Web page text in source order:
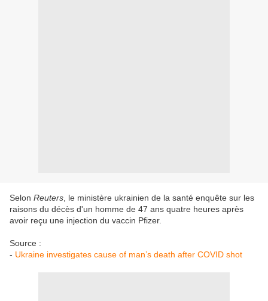
Selon Reuters , le ministère ukrainien de la santé enquête sur les
raisons du décès d'un homme de 47 ans quatre heures après
avoir reçu une injection du vaccin Pfizer.
Source :
- Ukraine investigates cause of man’s death after COVID shot